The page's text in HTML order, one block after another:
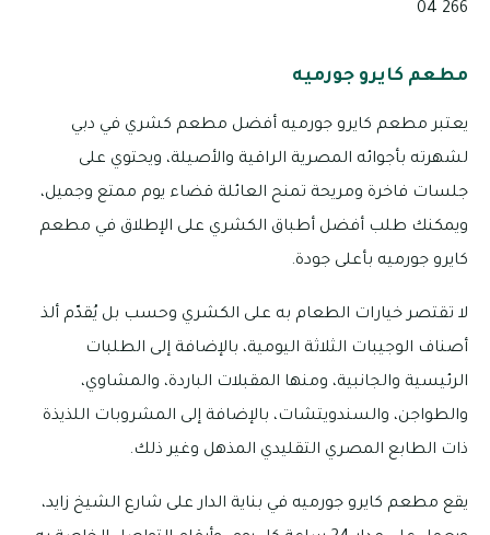
266 04
مطعم كايرو جورميه
يعتبر مطعم كايرو جورميه أفضل مطعم كشري في دبي
لشهرته بأجوائه المصرية الراقية والأصيلة، ويحتوي على
جلسات فاخرة ومريحة تمنح العائلة قضاء يوم ممتع وجميل،
ويمكنك طلب أفضل أطباق الكشري على الإطلاق في مطعم
كايرو جورميه بأعلى جودة.
لا تقتصر خيارات الطعام به على الكشري وحسب بل يُقدّم ألذ
أصناف الوجيبات الثلاثة اليومية، بالإضافة إلى الطلبات
الرئيسية والجانبية، ومنها المقبلات الباردة، والمشاوي،
والطواجن، والسندويتشات، بالإضافة إلى المشروبات اللذيذة
ذات الطابع المصري التقليدي المذهل وغير ذلك.
يقع مطعم كايرو جورميه في بناية الدار على شارع الشيخ زايد،